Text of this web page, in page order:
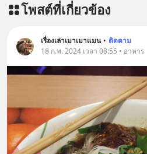
โพสต์ที่เกี่ยวข้อง
เรื่องเล่าเมาเมาแมน • ติดตาม
18 ก.พ. 2024 เวลา 08:55 • อาหาร